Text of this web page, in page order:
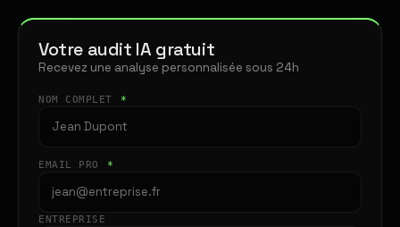
Votre audit IA gratuit
Recevez une analyse personnalisée sous 24h
NOM COMPLET *
EMAIL PRO *
ENTREPRISE